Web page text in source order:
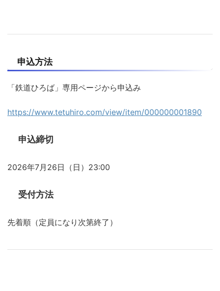
申込方法
「鉄道ひろば」専用ページから申込み
https://www.tetuhiro.com/view/item/000000001890
申込締切
2026年7月26日（日）23:00
受付方法
先着順（定員になり次第終了）